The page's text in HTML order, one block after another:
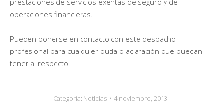
operaciones financieras.
Pueden ponerse en contacto con este despacho
profesional para cualquier duda o aclaración que puedan
tener al respecto.
Categoría: Noticias
4 noviembre, 2013